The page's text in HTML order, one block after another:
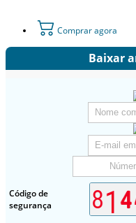
Comprar agora
Baixar
Código de
segurança